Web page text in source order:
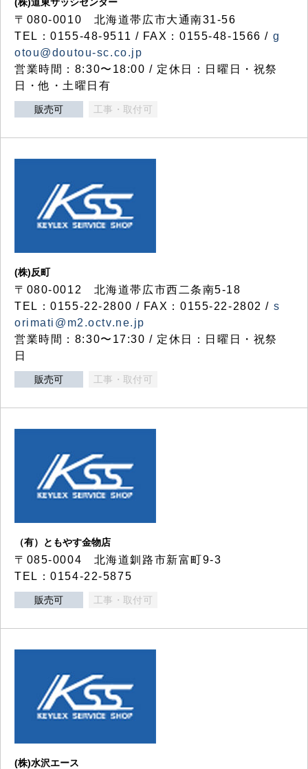
〒080-0010 北海道帯広市大通南31-56
TEL：0155-48-9511 / FAX：0155-48-1566 / g
otou@doutou-sc.co.jp
営業時間：8:30〜18:00 / 定休日：日曜日・祝祭
日・他・土曜日有
販売可 工事・取付可
(株)反町
〒080-0012 北海道帯広市西二条南5-18
TEL：0155-22-2800 / FAX：0155-22-2802 / s
orimati@m2.octv.ne.jp
営業時間：8:30〜17:30 / 定休日：日曜日・祝祭
日
販売可 工事・取付可
（有）ともやす金物店
〒085-0004 北海道釧路市新富町9-3
TEL：0154-22-5875
販売可 工事・取付可
(株)水沢エース